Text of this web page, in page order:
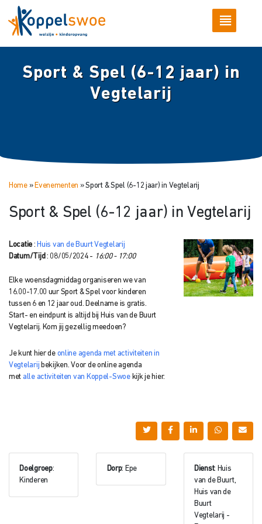
Sport & Spel (6-12 jaar) in
Vegtelarij
Home» Evenementen »Sport & Spel (6-12 jaar) in Vegtelarij
Sport & Spel (6-12 jaar) in Vegtelarij
Locatie : Huis van de Buurt Vegtelarij
Datum/Tijd : 08/05/2024 - 16:00 - 17:00
Elke woensdagmiddag organiseren we van
16.00-17.00 uur Sport & Spel voor kinderen
tussen 6 en 12 jaar oud. Deelname is gratis.
Start- en eindpunt is altijd bij Huis van de Buurt
Vegtelarij. Kom jij gezellig meedoen?
Je kunt hier de online agenda met activiteiten in
Vegtelarij bekijken. Voor de online agenda
met alle activiteiten van Koppel-Swoekijk je hier.
Doelgroep:
Kinderen
Dorp: Epe Dienst: Huis
van de Buurt,
Huis van de
Buurt
Vegtelarij -